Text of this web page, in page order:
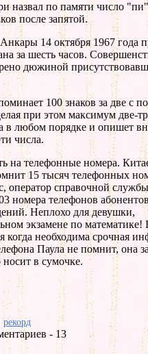
назвал по памяти число
после запятой.
14 октября 1967 года
за шесть часов.
дюжиной
100 знаков за две с
при этом максимум две-
в любом порядке и опишет
числа.
на телефонные номера.
15 тысяч телефонных
оператор справочной
номера телефонов
Неплохо для девушки,
экзамене по математике!
когда необходима срочная
Паула не помнит, она
в сумочке.
рекорд
- 13